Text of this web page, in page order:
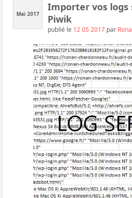
Mai 2017
Importer vos logs
Piwik
publié le 12 05 2017 par